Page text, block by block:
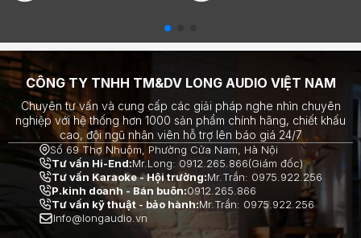
CÔNG TY TNHH TM&DV LONG AUDIO VIỆT NAM
Chuyên tư vấn và cung cấp các giải pháp nghe nhìn chuyên
nghiệp với hệ thống hơn 1000 sản phẩm chính hãng, chiết khấu
cao, đội ngũ nhân viên hỗ trợ lên báo giá 24/7
Số 69 Thợ Nhuộm, Phường Cửa Nam, Hà Nội
Tư vấn Hi-End:Mr.Long: 0912.265.866(Giám đốc)
Tư vấn Karaoke - Hội trường:Mr.Trần: 0975.922.256
P.kinh doanh - Bán buôn:0912.265.866
Tư vấn kỹ thuật - bảo hành:Mr.Trần: 0975.922.256
Info@longaudio.vn